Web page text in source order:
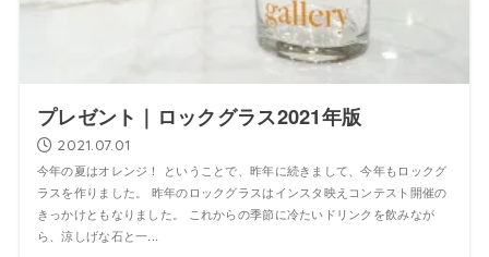
プレゼント｜ロックグラス2021年版
2021.07.01
今年の夏はオレンジ！ ということで、昨年に続きまして、今年もロックグ
ラスを作りました。 昨年のロックグラスはインスタ映えコンテスト開催の
きっかけともなりました。 これからの季節に冷たいドリンクを飲みなが
ら、涼しげな石と一...